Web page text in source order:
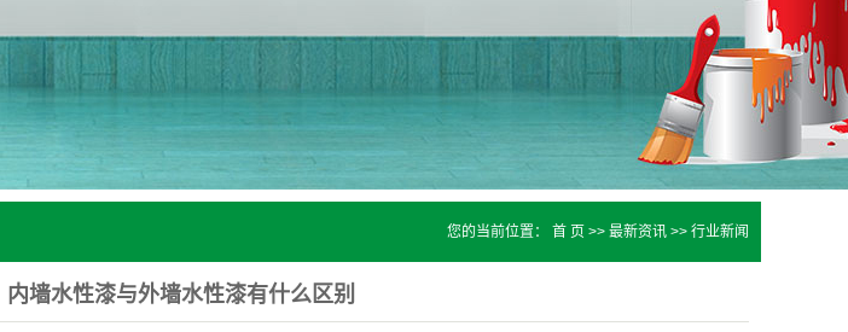
您的当前位置： 首 页 >> 最新资讯 >> 行业新闻
内墙水性漆与外墙水性漆有什么区别